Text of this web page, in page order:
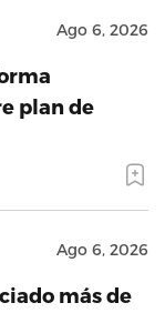
Ago 6, 2026
plan de
Ago 6, 2026
más de